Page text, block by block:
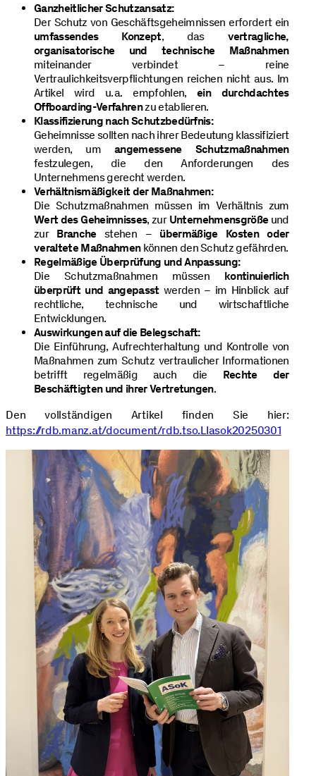
Ganzheitlicher Schutzansatz:
Der Schutz von Geschäftsgeheimnissen erfordert ein
umfassendes Konzept, das vertragliche,
organisatorische und technische Maßnahmen
miteinander verbindet – reine
Vertraulichkeitsverpflichtungen reichen nicht aus. Im
Artikel wird u. a. empfohlen,ein durchdachtes
Offboarding-Verfahrenzu etablieren.
Klassifizierung nach Schutzbedürfnis:
Geheimnisse sollten nach ihrer Bedeutung klassifiziert
werden, umangemessene Schutzmaßnahmen
festzulegen, die den Anforderungen des
Unternehmens gerecht werden.
Verhältnismäßigkeit der Maßnahmen:
Die Schutzmaßnahmen müssen im Verhältnis zum
Wert des Geheimnisses, zur Unternehmensgrößeund
zur Branchestehen – übermäßige Kosten oder
veraltete Maßnahmenkönnen den Schutz gefährden.
Regelmäßige Überprüfung und Anpassung:
Die Schutzmaßnahmen müssen kontinuierlich
überprüft und angepasstwerden – im Hinblick auf
rechtliche, technische und wirtschaftliche
Entwicklungen.
Auswirkungen auf die Belegschaft:
Die Einführung, Aufrechterhaltung und Kontrolle von
Maßnahmen zum Schutz vertraulicher Informationen
betrifft regelmäßig auch die Rechte der
Beschäftigten und ihrer Vertretungen.
Den vollständigen Artikel finden Sie hier:
https://rdb.manz.at/document/rdb.tso.LIasok20250301